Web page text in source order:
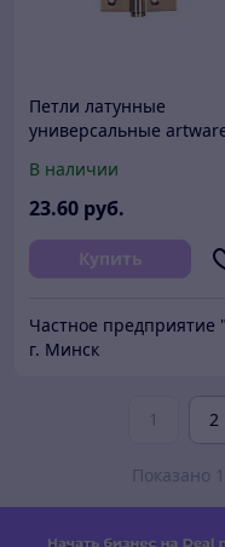
Петли латунные
универсальные
В наличии
23.60 руб.
Купить
г. Минск
1 2
Показано